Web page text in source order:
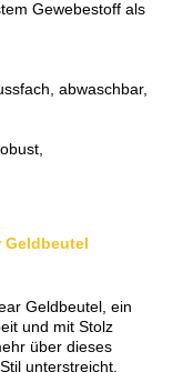
Gewebestoff als
abwaschbar,
Geldbeutel
Geldbeutel, ein
und mit Stolz
über dieses
unterstreicht,